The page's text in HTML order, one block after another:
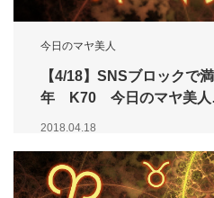
今日のマヤ美人
【4/18】SNSブロックで
年 K70 今日のマヤ美
2018.04.18